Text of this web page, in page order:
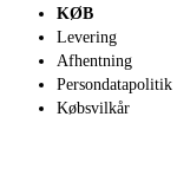
KØB
Levering
Afhentning
Persondatapolitik
Købsvilkår